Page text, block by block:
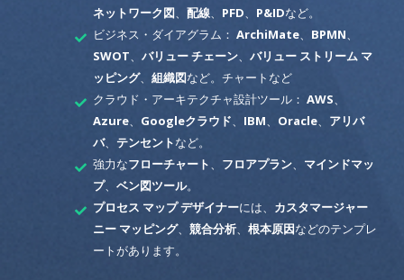
ネットワーク図、 配線、 PFD P&IDなど。
ビジネス・ダイアグラム： ArchiMate、 BPMN
SWOT
バリュー チェーン、 バリュー ストリーム マ
ッピング、 組織図など。チャートなど
クラウド・アーキテクチャ設計ツール： AWS
Azure、 Googleクラウド IBM Oracle、 アリバ
バ、 テンセントなど。
強力なフローチャート フロアプラン、 マインドマッ
プ、 ベン図ツール。
プロセス マップ デザイナーには、 カスタマージャー
ニー マッピング、 競合分析、 根本原因などのテンプレ
ートがあります。